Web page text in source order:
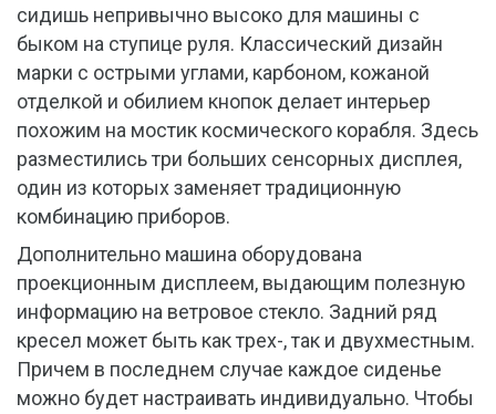
сидишь непривычно высоко для машины с
быком на ступице руля. Классический дизайн
марки с острыми углами, карбоном, кожаной
отделкой и обилием кнопок делает интерьер
похожим на мостик космического корабля. Здесь
разместились три больших сенсорных дисплея,
один из которых заменяет традиционную
комбинацию приборов.
Дополнительно машина оборудована
проекционным дисплеем, выдающим полезную
информацию на ветровое стекло. Задний ряд
кресел может быть как трех-, так и двухместным.
Причем в последнем случае каждое сиденье
можно будет настраивать индивидуально. Чтобы